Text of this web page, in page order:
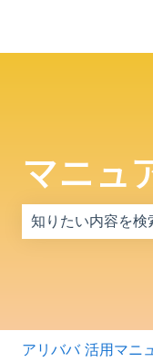
マニュ
アリババ 活用マニ